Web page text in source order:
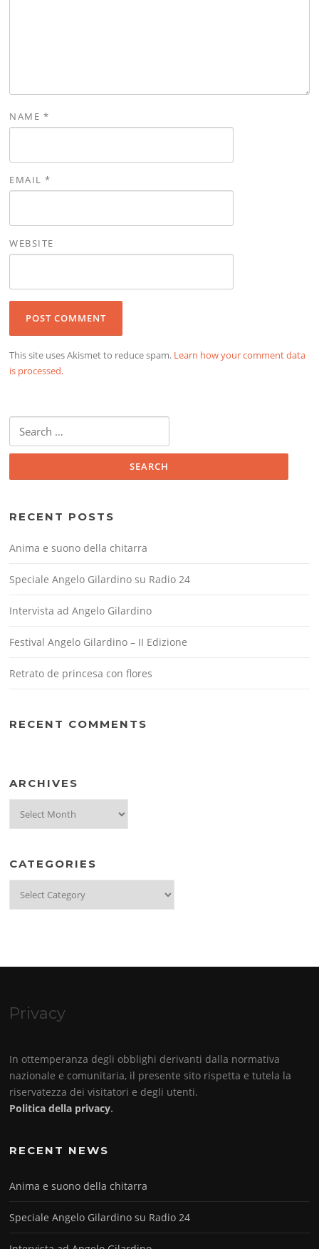
NAME *
EMAIL*
WEBSITE
This site uses Akismet to reduce spam. Learn how your comment data
is processed.
for:
RECENT POSTS
Anima e suono della chitarra
Speciale Angelo Gilardino su Radio 24
Intervista ad Angelo Gilardino
Festival Angelo Gilardino – II Edizione
Retrato de princesa con flores
RECENT COMMENTS
ARCHIVES
CATEGORIES
Privacy
In ottemperanza degli obblighi derivanti dalla normativa
nazionale e comunitaria, il presente sito rispetta e tutela la
riservatezza dei visitatori e degli utenti.
Politica della privacy.
RECENT NEWS
Anima e suono della chitarra
Speciale Angelo Gilardino su Radio 24